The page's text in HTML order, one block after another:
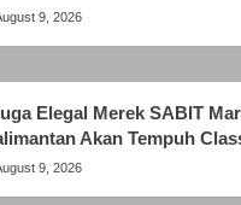
9, 2026
Elegal Merek SABIT
Akan Tempuh
9, 2026